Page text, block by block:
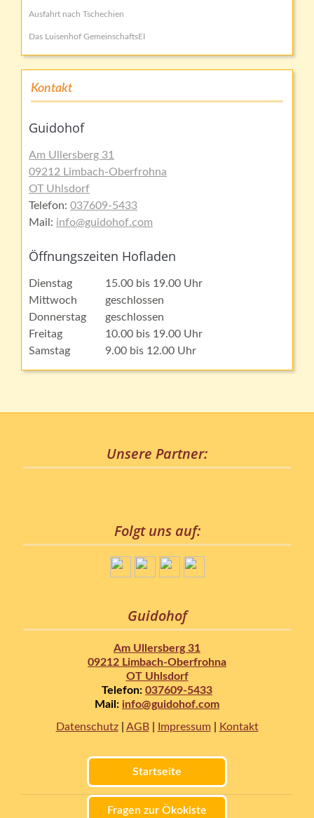
Ausfahrt nach Tschechien
Das Luisenhof GemeinschaftsEI
Kontakt
Guidohof
Am Ullersberg 31
09212 Limbach-Oberfrohna
OT Uhlsdorf
Telefon: 037609-5433
Mail: info@guidohof.com
Öffnungszeiten Hofladen
Dienstag
15.00 bis 19.00 Uhr
Mittwoch
geschlossen
Donnerstag
geschlossen
Freitag
10.00 bis 19.00 Uhr
Samstag
9.00 bis 12.00 Uhr
Unsere Partner:
Folgt uns auf:
Guidohof
Am Ullersberg 31
09212 Limbach-Oberfrohna
OT Uhlsdorf
Telefon: 037609-5433
Mail: info@guidohof.com
Datenschutz| AGB| Impressum Kontakt
Startseite
Fragen zur Ökokiste